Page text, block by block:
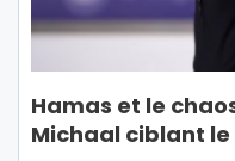
Hamas et le
Michaal ciblant